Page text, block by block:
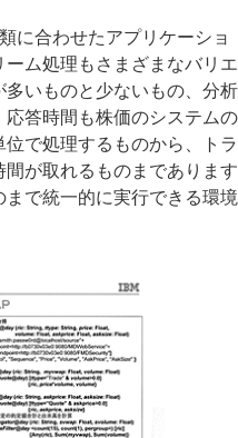
に合わせたアプリケーショ
ム処理もさまざまなバリエ
いものと少ないもの、分析
答時間も株価のシステムの
で処理するものから、トラ
が取れるものまであります
で統一的に実行できる環境